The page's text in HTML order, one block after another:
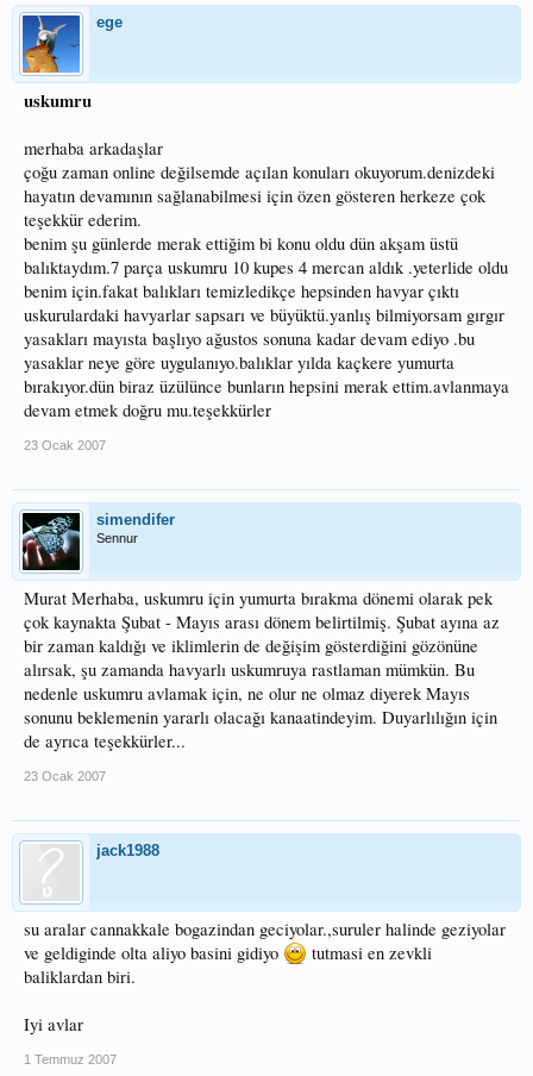
ege
uskumru
merhaba arkadaşlar
çoğu zaman online değilsemde açılan konuları okuyorum.denizdeki
hayatın devamının sağlanabilmesi için özen gösteren herkeze çok
teşekkür ederim.
benim şu günlerde merak ettiğim bi konu oldu dün akşam üstü
balıktaydım.7 parça uskumru 10 kupes 4 mercan aldık .yeterlide oldu
benim için.fakat balıkları temizledikçe hepsinden havyar çıktı
uskurulardaki havyarlar sapsarı ve büyüktü.yanlış bilmiyorsam gırgır
yasakları mayısta başlıyo ağustos sonuna kadar devam ediyo .bu
yasaklar neye göre uygulanıyo.balıklar yılda kaçkere yumurta
bırakıyor.dün biraz üzülünce bunların hepsini merak ettim.avlanmaya
devam etmek doğru mu.teşekkürler
23 Ocak 2007
simendifer
Sennur
Murat Merhaba, uskumru için yumurta bırakma dönemi olarak pek
çok kaynakta Şubat - Mayıs arası dönem belirtilmiş. Şubat ayına az
bir zaman kaldığı ve iklimlerin de değişim gösterdiğini gözönüne
alırsak, şu zamanda havyarlı uskumruya rastlaman mümkün. Bu
nedenle uskumru avlamak için, ne olur ne olmaz diyerek Mayıs
sonunu beklemenin yararlı olacağı kanaatindeyim. Duyarlılığın için
de ayrıca teşekkürler...
23 Ocak 2007
jack1988
su aralar cannakkale bogazindan geciyolar.,suruler halinde geziyolar
ve geldiginde olta aliyo basini gidiyo
tutmasi en zevkli
baliklardan biri.
Iyi avlar
1 Temmuz 2007